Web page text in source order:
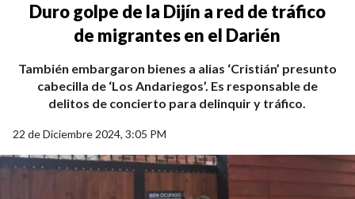
Duro golpe de la Dijín a red de tráfico
de migrantes en el Darién
También embargaron bienes a alias ‘Cristián’ presunto
cabecilla de ‘Los Andariegos’. Es responsable de
delitos de concierto para delinquir y tráfico.
22 de Diciembre 2024, 3:05 PM